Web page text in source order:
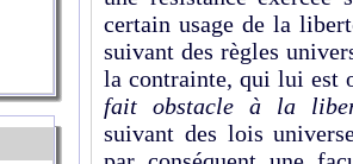
certain usage de la
suivant des règles
la contrainte, qui lui est
fait obstacle à la
suivant des lois